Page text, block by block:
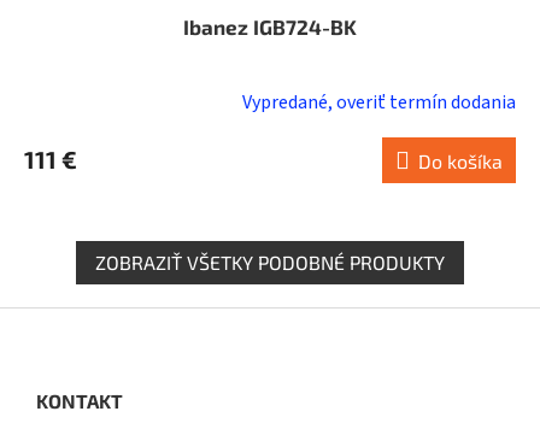
Ibanez IGB724-BK
Vypredané, overiť termín dodania
111 € Do košíka
ZOBRAZIŤ VŠETKY PODOBNÉ PRODUKTY
KONTAKT